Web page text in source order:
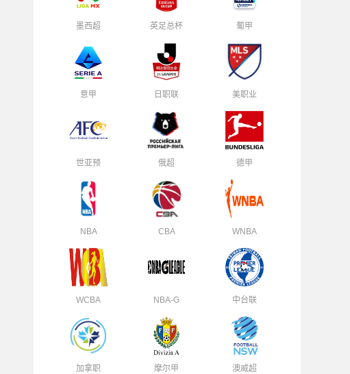
墨西超 英足总杯 葡甲
意甲 日职联 美职业
世亚预 俄超 德甲
NBA CBA WNBA
WCBA NBA-G 中台联
加拿职 摩尔甲 澳威超